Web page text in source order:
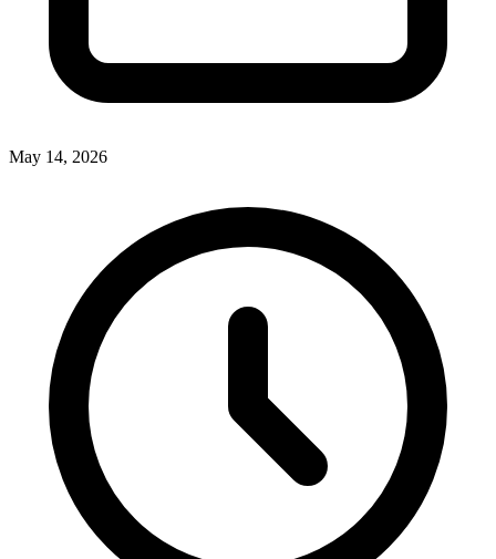
May 14, 2026